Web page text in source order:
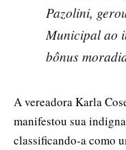
Pazolini,
Municipal ao
bônus
A vereadora Karla
manifestou sua
classificando-a como